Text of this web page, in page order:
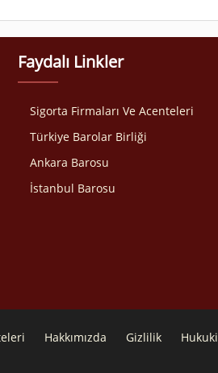
Faydalı Linkler
Sigorta Firmaları Ve Acenteleri
Türkiye Barolar Birliği
Ankara Barosu
İstanbul Barosu
Hakkımızda Gizlilik